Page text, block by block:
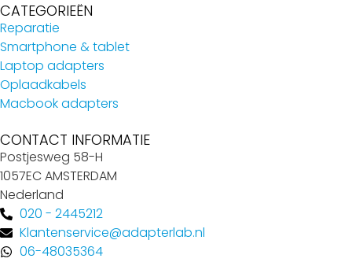
CATEGORIEËN
Reparatie
Smartphone & tablet
Laptop adapters
Oplaadkabels
Macbook adapters
CONTACT INFORMATIE
Postjesweg 58-H
1057EC AMSTERDAM
Nederland
020 - 2445212
Klantenservice@adapterlab.nl
06-48035364